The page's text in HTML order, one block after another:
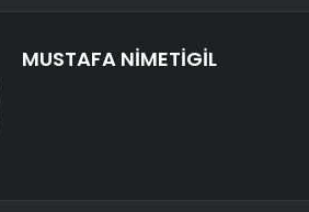
MUSTAFA NİMETİGİL